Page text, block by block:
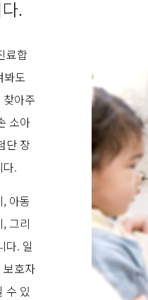
.
료합
봐도
아주
소아
단 장
.
아동
그리
다. 일
보호자
수 있